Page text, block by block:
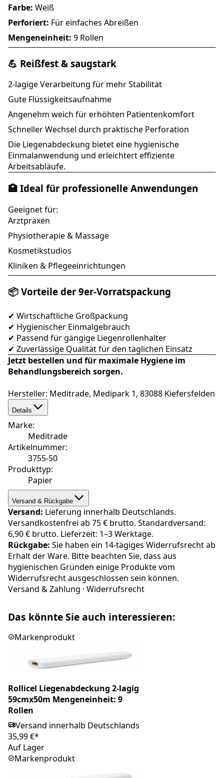
Farbe: Weiß
Perforiert: Für einfaches Abreißen
Mengeneinheit: 9 Rollen
💪 Reißfest & saugstark
2-lagige Verarbeitung für mehr Stabilität
Gute Flüssigkeitsaufnahme
Angenehm weich für erhöhten Patientenkomfort
Schneller Wechsel durch praktische Perforation
Die Liegenabdeckung bietet eine hygienische
Einmalanwendung und erleichtert effiziente
Arbeitsabläufe.
🏥 Ideal für professionelle Anwendungen
Geeignet für:
Arztpraxen
Physiotherapie & Massage
Kosmetikstudios
Kliniken & Pflegeeinrichtungen
📦 Vorteile der 9er-Vorratspackung
✔ Wirtschaftliche Großpackung
✔ Hygienischer Einmalgebrauch
✔ Passend für gängige Liegenrollenhalter
✔ Zuverlässige Qualität für den täglichen Einsatz
Jetzt bestellen und für maximale Hygiene im
Behandlungsbereich sorgen.
Hersteller: Meditrade, Medipark 1, 83088 Kiefersfelden
Details
Marke:
Meditrade
Artikelnummer:
3755-50
Produkttyp:
Papier
Versand & Rückgabe
Versand: Lieferung innerhalb Deutschlands.
Versandkostenfrei ab 75 € brutto. Standardversand:
6,90 € brutto. Lieferzeit: 1–3 Werktage.
Rückgabe: Sie haben ein 14-tägiges Widerrufsrecht ab
Erhalt der Ware. Bitte beachten Sie, dass aus
hygienischen Gründen einige Produkte vom
Widerrufsrecht ausgeschlossen sein können.
Versand & Zahlung · Widerrufsrecht
Das könnte Sie auch interessieren:
Markenprodukt
Rollicel Liegenabdeckung 2-lagig
59cmx50m Mengeneinheit: 9
Rollen
Versand innerhalb Deutschlands
35,99 €*
Auf Lager
Markenprodukt